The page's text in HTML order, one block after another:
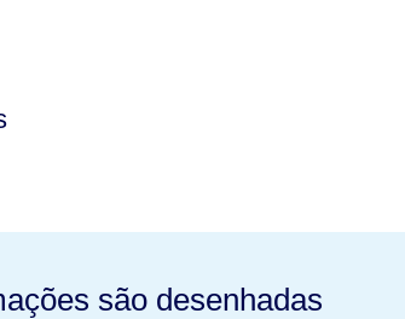
são desenhadas